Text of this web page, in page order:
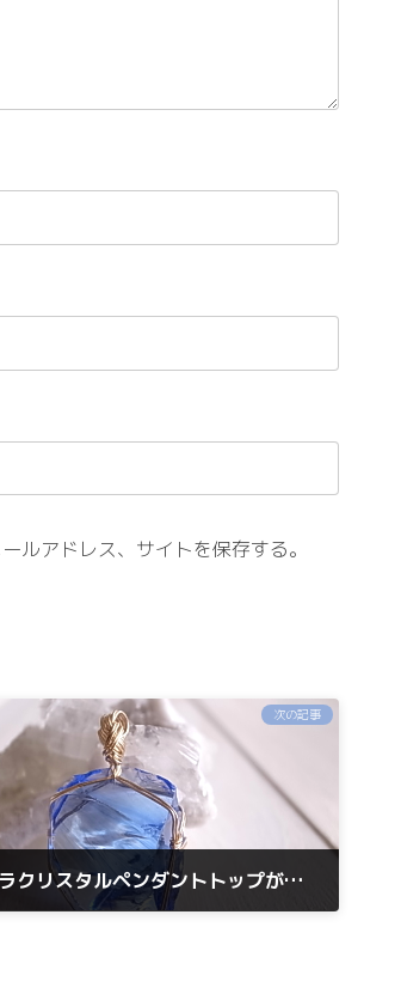
ルアドレス、サイトを保存する。
次の記事
アンダラクリスタルペンダントトップが追加入荷しています。ぜひ、ご覧ください。